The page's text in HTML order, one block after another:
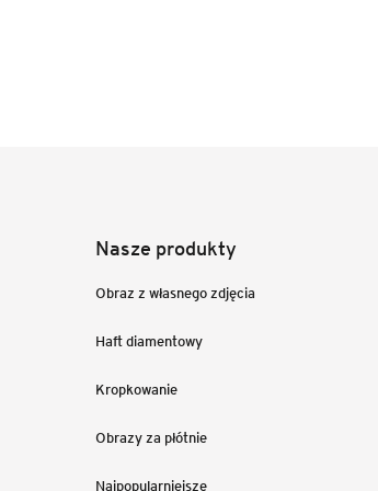
Nasze produkty
Obraz z własnego zdjęcia
Haft diamentowy
Kropkowanie
Obrazy za płótnie
Najpopularniejsze